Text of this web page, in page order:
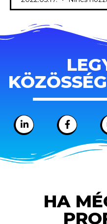
HA